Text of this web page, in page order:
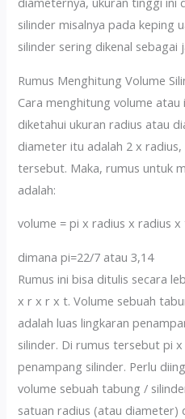
silinder misalnya pada keping
silinder sering dikenal
Rumus Menghitung Volume
Cara menghitung volume
diketahui ukuran radius atau
diameter itu adalah 2 x
tersebut. Maka, rumus untuk
adalah:
volume = pi x radius x radius
dimana pi=22/7 atau 3,14
Rumus ini bisa ditulis secara
x r x r x t. Volume sebuah
adalah luas lingkaran
silinder. Di rumus tersebut pi
penampang silinder. Perlu
volume sebuah tabung /
satuan radius (atau diameter)